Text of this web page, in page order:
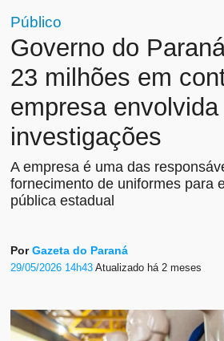
Público
Governo do
23 milhões em
empresa envolvida
investigações
A empresa é uma das
fornecimento de uniformes para
pública estadual
PorGazeta do Paraná
29/05/2026 14h43Atualizado há 2 meses